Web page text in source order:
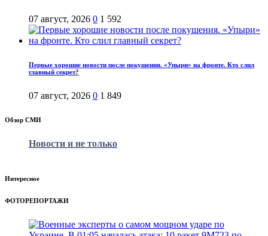
07 август, 2026 0 1 592
Первые хорошие новости после покушения. «Упыри» на фронте. Кто слил
главный секрет?
07 август, 2026 0 1 849
Обзор СМИ
Новости и не только
Интересное
ФОТОРЕПОРТАЖИ